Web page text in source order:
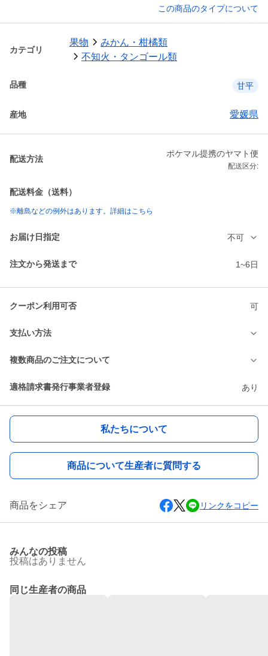
この商品のタイプについて
カテゴリ
果物
みかん・柑橘類
不知火・タンゴール類
品種 甘平
産地 愛媛県
配送方法
ポケマル提携のヤマト便
配送区分:
配送料金（送料）
※離島などの例外はあります。詳細はこちら
お届け日指定 不可
注文から発送まで 1~6日
クーポン利用可否 可
支払い方法
複数商品のご注文について
適格請求書発行事業者登録 あり
私たちについて
商品について生産者に質問する
商品をシェア リンクをコピー
みんなの投稿
投稿はありません
同じ生産者の商品